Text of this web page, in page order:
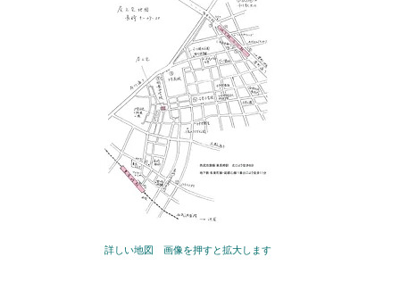
詳しい地図 画像を押すと拡大します